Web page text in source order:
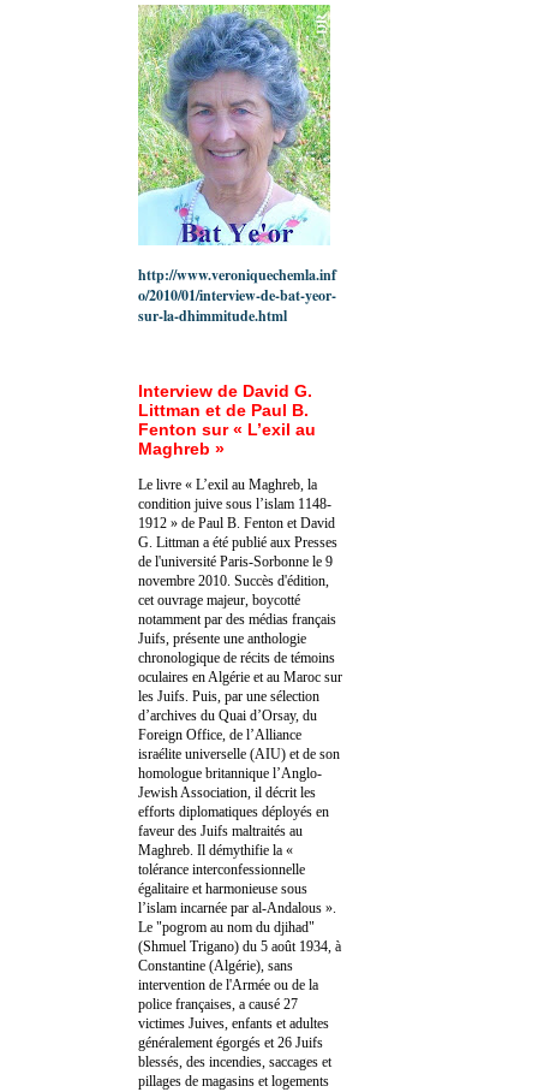
http://www.veroniquechemla.inf
o/2010/01/interview-de-bat-yeor-
sur-la-dhimmitude.html
Interview de David G.
Littman et de Paul B.
Fenton sur « L’exil au
Maghreb »
Le livre « L’exil au Maghreb, la
condition juive sous l’islam 1148-
1912 » de Paul B. Fenton et David
G. Littman a été publié aux Presses
de l'université Paris-Sorbonne le 9
novembre 2010. Succès d'édition,
cet ouvrage majeur, boycotté
notamment par des médias français
Juifs, présente une anthologie
chronologique de récits de témoins
oculaires en Algérie et au Maroc sur
les Juifs. Puis, par une sélection
d’archives du Quai d’Orsay, du
Foreign Office, de l’Alliance
israélite universelle (AIU) et de son
homologue britannique l’Anglo-
Jewish Association, il décrit les
efforts diplomatiques déployés en
faveur des Juifs maltraités au
Maghreb. Il démythifie la «
tolérance interconfessionnelle
égalitaire et harmonieuse sous
l’islam incarnée par al-Andalous ».
Le "pogrom au nom du djihad"
(Shmuel Trigano) du 5 août 1934, à
Constantine (Algérie), sans
intervention de l'Armée ou de la
police françaises, a causé 27
victimes Juives, enfants et adultes
généralement égorgés et 26 Juifs
blessés, des incendies, saccages et
pillages de magasins et logements